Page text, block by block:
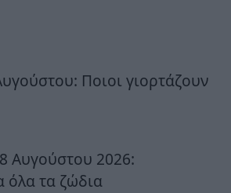
Ποιοι γιορτάζουν
Αυγούστου 2026:
όλα τα ζώδια